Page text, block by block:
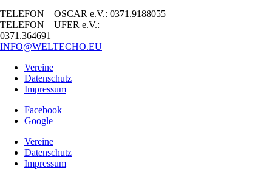
TELEFON – OSCAR e.V.: 0371.9188055
TELEFON – UFER e.V.:
0371.364691
INFO@WELTECHO.EU
Vereine
Datenschutz
Impressum
Facebook
Google
Vereine
Datenschutz
Impressum